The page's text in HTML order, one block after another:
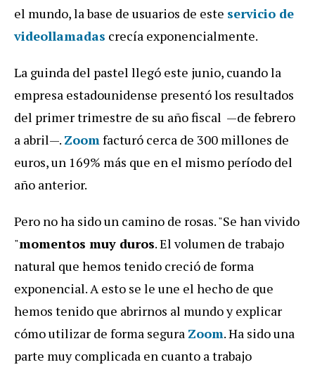
el mundo, la base de usuarios de este servicio de
videollamadas crecía exponencialmente.
La guinda del pastel llegó este junio, cuando la
empresa estadounidense presentó los resultados
del primer trimestre de su año fiscal —de febrero
a abril—. Zoomfacturó cerca de 300 millones de
euros, un 169% más que en el mismo período del
año anterior.
Pero no ha sido un camino de rosas. "Se han vivido
"momentos muy duros. El volumen de trabajo
natural que hemos tenido creció de forma
exponencial. A esto se le une el hecho de que
hemos tenido que abrirnos al mundo y explicar
cómo utilizar de forma segura Zoom. Ha sido una
parte muy complicada en cuanto a trabajo